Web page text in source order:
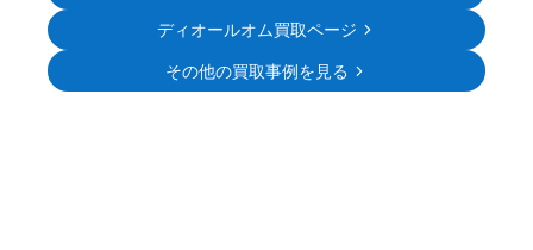
ディオールオム買取ページ
その他の買取事例を見る